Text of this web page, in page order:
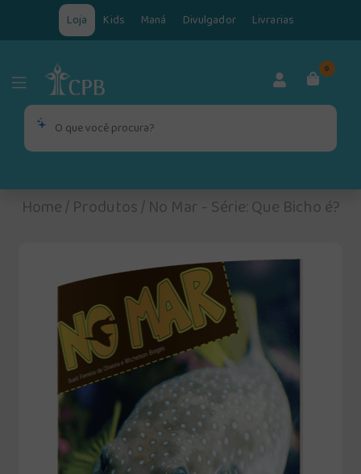
Loja Kids Maná Divulgador Livrarias
0
Home/Produtos/No Mar - Série: Que Bicho é?